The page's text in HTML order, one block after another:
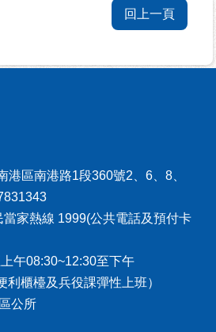
回上一頁
港區南港路1段360號2、6、8、
家熱線 1999(公共電話及預付卡
午08:30~12:30至下午
櫃檯及兵役課彈性上班）
公所